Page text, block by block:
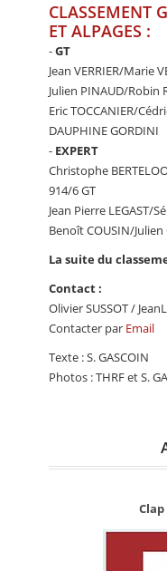
CLASSEMENT
ET ALPAGES :
-GT
Jean VERRIER/Marie
Julien PINAUD/Robin
Eric TOCCANIER/
DAUPHINE GORDINI
- EXPERT
Christophe
914/6 GT
Jean Pierre LEGAST/
Benoît COUSIN/Julien
La suite du
Contact :
Olivier SUSSOT /
Contacter par Email
Texte : S. GASCOIN
Photos : THRF et S.